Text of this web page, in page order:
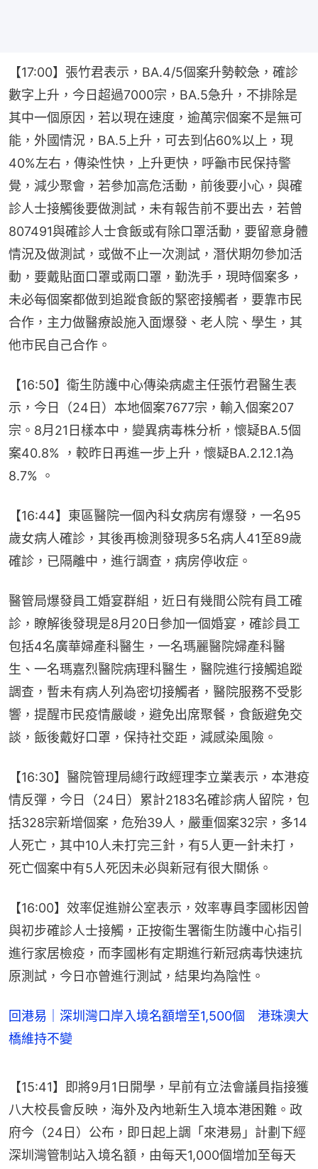
【17:00】張竹君表示，BA.4/5個案升勢較急，確診
數字上升，今日超過7000宗，BA.5急升，不排除是
其中一個原因，若以現在速度，逾萬宗個案不是無可
能，外國情況，BA.5上升，可去到佔60%以上，現
40%左右，傳染性快，上升更快，呼籲市民保持警
覺，減少聚會，若參加高危活動，前後要小心，與確
診人士接觸後要做測試，未有報告前不要出去，若曾
807491與確診人士食飯或有除口罩活動，要留意身體
情況及做測試，或做不止一次測試，潛伏期勿參加活
動，要戴貼面口罩或兩口罩，勤洗手，現時個案多，
未必每個案都做到追蹤食飯的緊密接觸者，要靠市民
合作，主力做醫療設施入面爆發、老人院、學生，其
他市民自己合作。
【16:50】衞生防護中心傳染病處主任張竹君醫生表
示，今日（24日）本地個案7677宗，輸入個案207
宗。8月21日樣本中，變異病毒株分析，懷疑BA.5個
案40.8% ，較昨日再進一步上升，懷疑BA.2.12.1為
8.7% 。
【16:44】東區醫院一個內科女病房有爆發，一名95
歲女病人確診，其後再檢測發現多5名病人41至89歲
確診，已隔離中，進行調查，病房停收症。
醫管局爆發員工婚宴群組，近日有幾間公院有員工確
診，瞭解後發現是8月20日參加一個婚宴，確診員工
包括4名廣華婦產科醫生，一名瑪麗醫院婦產科醫
生、一名瑪嘉烈醫院病理科醫生，醫院進行接觸追蹤
調查，暫未有病人列為密切接觸者，醫院服務不受影
響，提醒市民疫情嚴峻，避免出席聚餐，食飯避免交
談，飯後戴好口罩，保持社交距，減感染風險。
【16:30】醫院管理局總行政經理李立業表示，本港疫
情反彈，今日（24日）累計2183名確診病人留院，包
括328宗新增個案，危殆39人，嚴重個案32宗，多14
人死亡，其中10人未打完三針，有5人更一針未打，
死亡個案中有5人死因未必與新冠有很大關係。
【16:00】效率促進辦公室表示，效率專員李國彬因曾
與初步確診人士接觸，正按衞生署衞生防護中心指引
進行家居檢疫，而李國彬有定期進行新冠病毒快速抗
原測試，今日亦曾進行測試，結果均為陰性。
回港易｜深圳灣口岸入境名額增至1,500個 港珠澳大
橋維持不變
【15:41】即將9月1日開學，早前有立法會議員指接獲
八大校長會反映，海外及內地新生入境本港困難。政
府今（24日）公布，即日起上調「來港易」計劃下經
深圳灣管制站入境名額，由每天1,000個增加至每天